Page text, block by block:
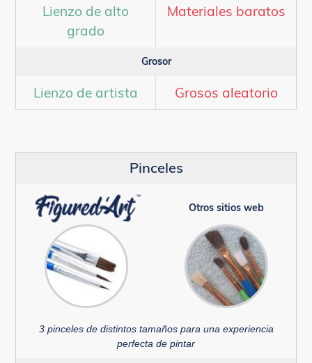
Lienzo de alto
grado
Materiales baratos
Grosor
Lienzo de artista Grosos aleatorio
Pinceles
Otros sitios web
3 pinceles de distintos tamaños para una experiencia
perfecta de pintar